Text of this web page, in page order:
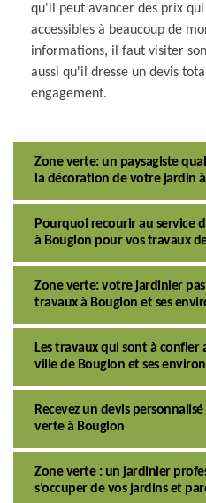
qu'il peut avancer des prix
accessibles à beaucoup de
informations, il faut visiter
aussi qu'il dresse un devis
engagement.
Zone verte: un paysagiste
la décoration de votre jardin
Pourquoi recourir au service
à Bouglon pour vos travaux
Zone verte: votre jardinier
travaux à Bouglon et ses
Les travaux qui sont à confier
ville de Bouglon et ses
Recevez un devis
verte à Bouglon
Zone verte : un jardinier
s’occuper de vos jardins et